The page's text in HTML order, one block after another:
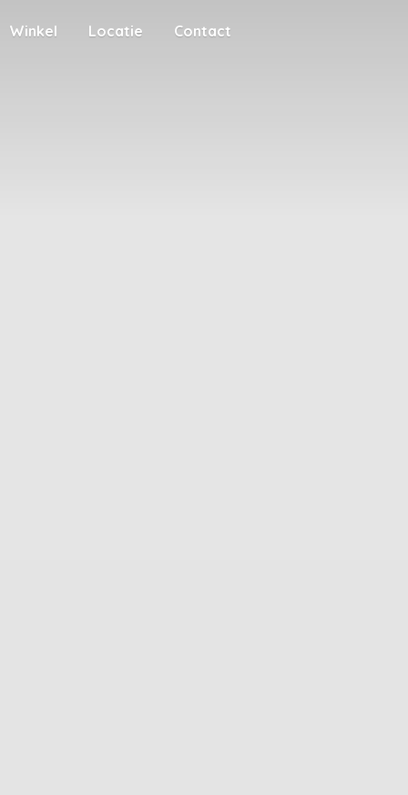
Winkel Locatie Contact